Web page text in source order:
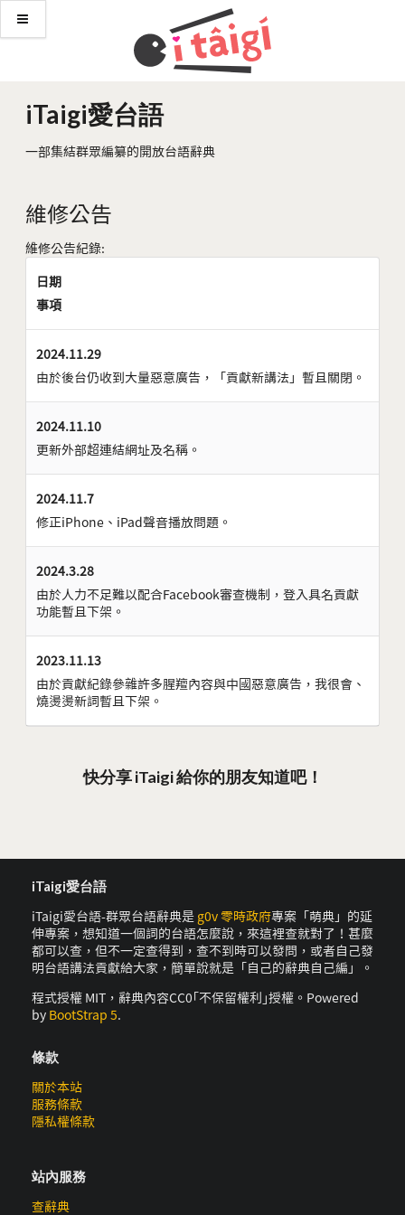
iTaigi愛台語
一部集結群眾編纂的開放台語辭典
維修公告
維修公告紀錄:
日期
事項
2024.11.29
由於後台仍收到大量惡意廣告，「貢獻新講法」暫且關閉。
2024.11.10
更新外部超連結網址及名稱。
2024.11.7
修正iPhone、iPad聲音播放問題。
2024.3.28
由於人力不足難以配合Facebook審查機制，登入具名貢獻
功能暫且下架。
2023.11.13
由於貢獻紀錄參雜許多腥羶內容與中國惡意廣告，我很會、
燒燙燙新詞暫且下架。
快分享 iTaigi 給你的朋友知道吧！
iTaigi愛台語
iTaigi愛台語-群眾台語辭典是 g0v 零時政府專案「萌典」的延
伸專案，想知道一個詞的台語怎麼說，來這裡查就對了！甚麼
都可以查，但不一定查得到，查不到時可以發問，或者自己發
明台語講法貢獻給大家，簡單說就是「自己的辭典自己編」。
程式授權 MIT，辭典內容CC0｢不保留權利｣授權。Powered
by BootStrap 5.
條款
關於本站
服務條款
隱私權條款
站內服務
查辭典